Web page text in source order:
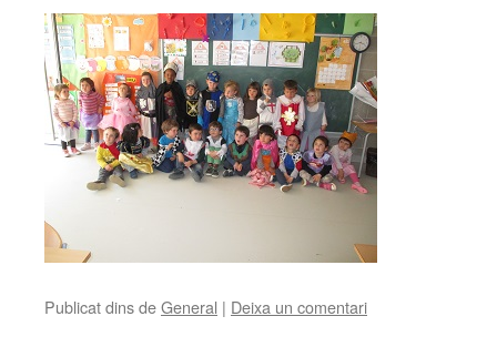
Publicat dins deGeneral | Deixa un comentari